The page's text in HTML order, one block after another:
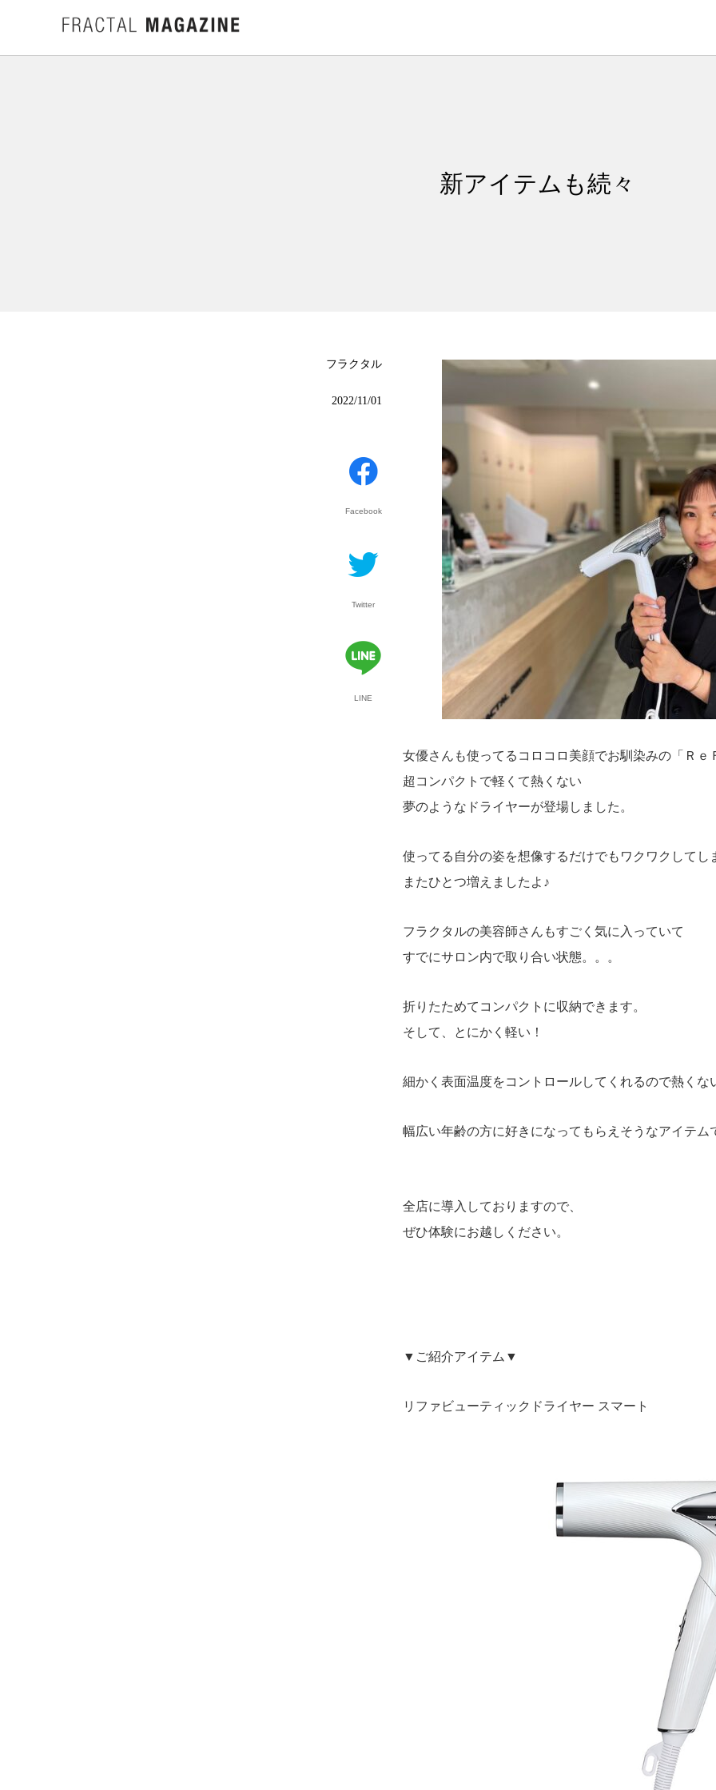
新アイテムも続々
フラクタル
2022/11/01
Facebook
Twitter
LINE
女優さんも使ってるコロコロ美顔でお馴染みの「Ｒｅ
超コンパクトで軽くて熱くない
夢のようなドライヤーが登場しました。
使ってる自分の姿を想像するだけでもワクワクしてし
またひとつ増えましたよ♪
フラクタルの美容師さんもすごく気に入っていて
すでにサロン内で取り合い状態。。。
折りたためてコンパクトに収納できます。
そして、とにかく軽い！
細かく表面温度をコントロールしてくれるので熱くな
幅広い年齢の方に好きになってもらえそうなアイテム
全店に導入しておりますので、
ぜひ体験にお越しください。
▼ご紹介アイテム▼
リファビューティックドライヤー スマート